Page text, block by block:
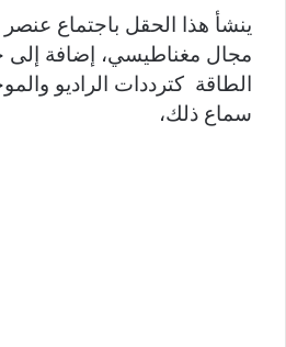
ينشأ هذا الحقل باجتماع
مجال مغناطيسي، إضافة
الطاقة كترددات الراديو
سماع ذلك،